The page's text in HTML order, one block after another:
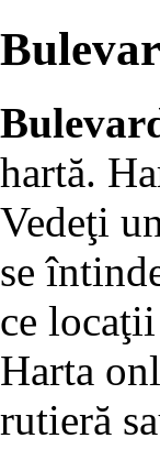
hartă.
Vedeţi
se
ce
Harta
rutieră